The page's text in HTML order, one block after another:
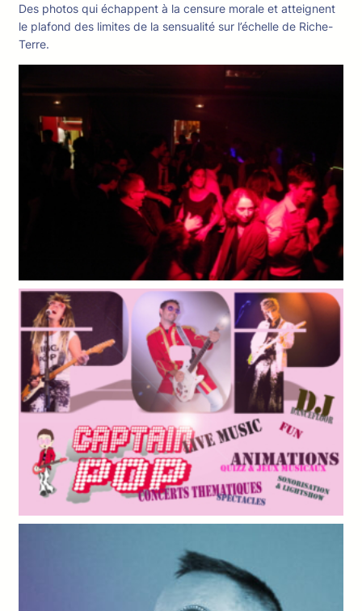
Des photos qui échappent à la censure morale et atteignent
le plafond des limites de la sensualité sur l’échelle de Riche-
Terre.